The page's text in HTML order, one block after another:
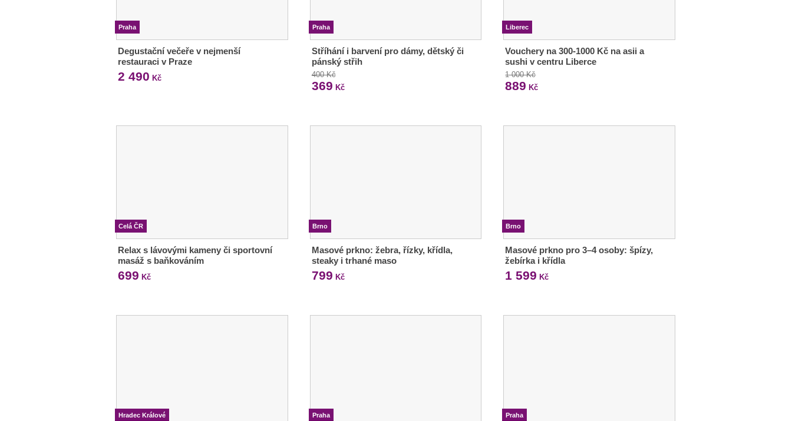
Praha
Degustační večeře v nejmenší
restauraci v Praze
2 490 Kč
Praha
Stříhání i barvení pro dámy, dětský či
pánský střih
400 Kč
369 Kč
Liberec
Vouchery na 300-1000 Kč na asii a
sushi v centru Liberce
1 000 Kč
889 Kč
Celá ČR
Relax s lávovými kameny či sportovní
masáž s baňkováním
699 Kč
Brno
Masové prkno: žebra, řízky, křídla,
steaky i trhané maso
799 Kč
Brno
Masové prkno pro 3–4 osoby: špízy,
žebírka i křídla
1 599 Kč
Hradec Králové Praha Praha